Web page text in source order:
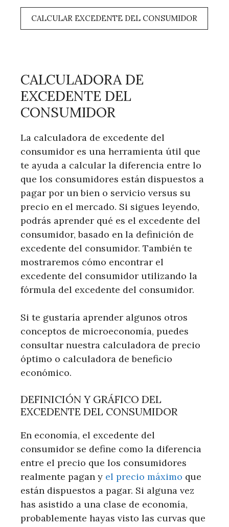
CALCULAR EXCEDENTE DEL CONSUMIDOR
CALCULADORA DE
EXCEDENTE DEL
CONSUMIDOR
La calculadora de excedente del
consumidor es una herramienta útil que
te ayuda a calcular la diferencia entre lo
que los consumidores están dispuestos a
pagar por un bien o servicio versus su
precio en el mercado. Si sigues leyendo,
podrás aprender qué es el excedente del
consumidor, basado en la definición de
excedente del consumidor. También te
mostraremos cómo encontrar el
excedente del consumidor utilizando la
fórmula del excedente del consumidor.
Si te gustaría aprender algunos otros
conceptos de microeconomía, puedes
consultar nuestra calculadora de precio
óptimo o calculadora de beneficio
económico.
DEFINICIÓN Y GRÁFICO DEL
EXCEDENTE DEL CONSUMIDOR
En economía, el excedente del
consumidor se define como la diferencia
entre el precio que los consumidores
realmente pagan y el precio máximo que
están dispuestos a pagar. Si alguna vez
has asistido a una clase de economía,
probablemente hayas visto las curvas que